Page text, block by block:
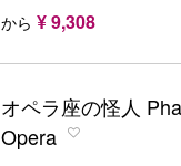
から ¥ 9,308
オペラ座の怪人
Opera